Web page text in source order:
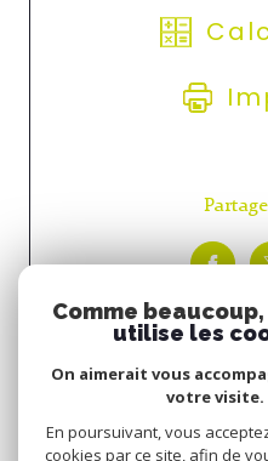
Comme
utilise les
On aimerait vous
votre visite.
En poursuivant, vous
cookies par ce site, afin de